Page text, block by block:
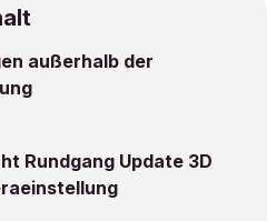
außerhalb der
Rundgang Update 3D